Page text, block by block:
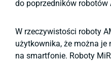
do poprzedników robotów
W rzeczywistości roboty
użytkownika, że można je
na smartfonie. Roboty